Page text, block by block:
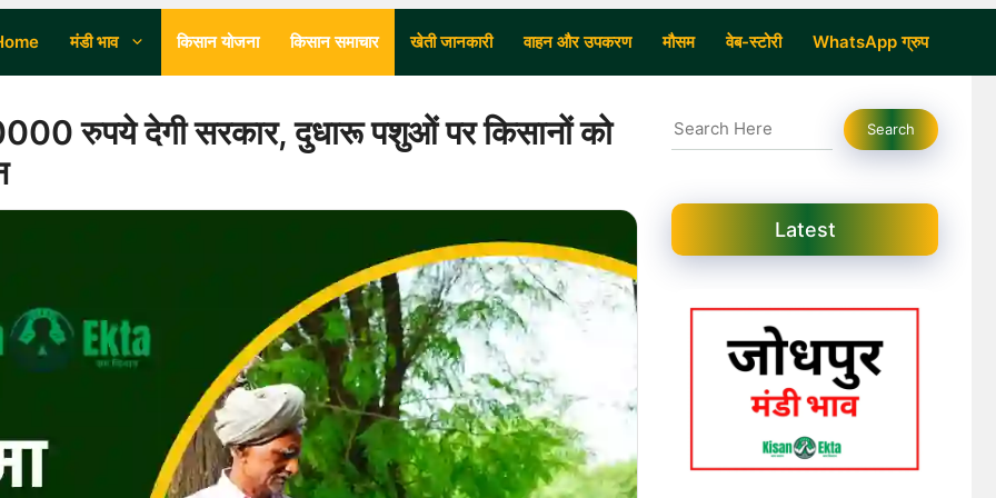
मंडी भाव किसान योजना किसान समाचार खेती जानकारी वाहन और उपकरण मौसम वेब-स्टोरी WhatsApp ग्रुप
रुपये देगी सरकार, दुधारू पशुओं पर किसानों को
Search Search
Latest